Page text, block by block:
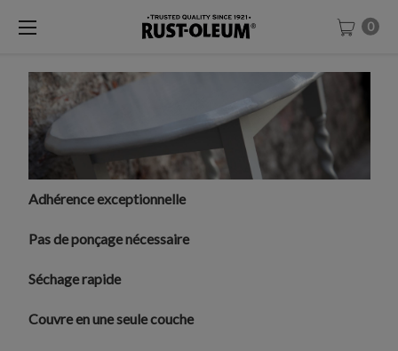
0
Adhérence exceptionnelle
Pas de ponçage nécessaire
Séchage rapide
Couvre en une seule couche